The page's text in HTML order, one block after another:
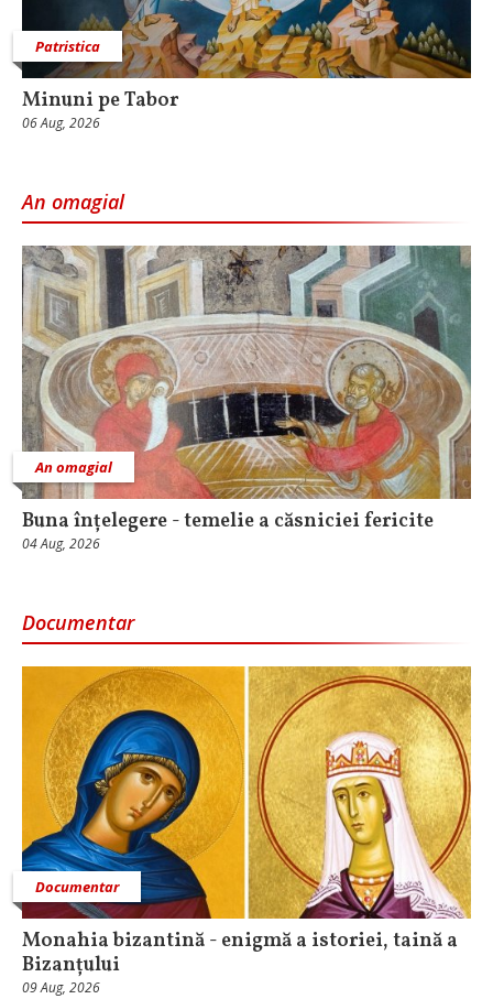
Patristica
Minuni pe Tabor
06 Aug, 2026
An omagial
An omagial
Buna înțelegere - temelie a căsniciei fericite
04 Aug, 2026
Documentar
Documentar
Monahia bizantină - enigmă a istoriei, taină a
Bizanțului
09 Aug, 2026